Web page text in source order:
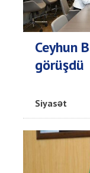
Ceyhun
görüşdü
Siyasət